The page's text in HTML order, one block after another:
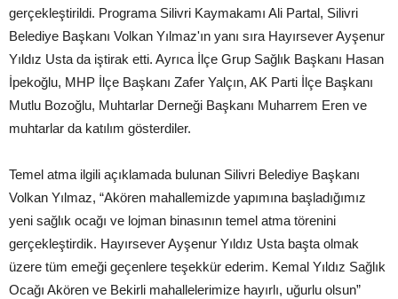
gerçekleştirildi. Programa Silivri Kaymakamı Ali Partal, Silivri
Belediye Başkanı Volkan Yılmaz'ın yanı sıra Hayırsever Ayşenur
Yıldız Usta da iştirak etti. Ayrıca İlçe Grup Sağlık Başkanı Hasan
İpekoğlu, MHP İlçe Başkanı Zafer Yalçın, AK Parti İlçe Başkanı
Mutlu Bozoğlu, Muhtarlar Derneği Başkanı Muharrem Eren ve
muhtarlar da katılım gösterdiler.
Temel atma ilgili açıklamada bulunan Silivri Belediye Başkanı
Volkan Yılmaz, “Akören mahallemizde yapımına başladığımız
yeni sağlık ocağı ve lojman binasının temel atma törenini
gerçekleştirdik. Hayırsever Ayşenur Yıldız Usta başta olmak
üzere tüm emeği geçenlere teşekkür ederim. Kemal Yıldız Sağlık
Ocağı Akören ve Bekirli mahallelerimize hayırlı, uğurlu olsun”